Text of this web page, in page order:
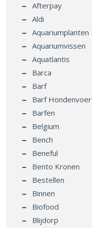
Afterpay
Aldi
Aquariumplanten
Aquariumvissen
Aquatlantis
Barca
Barf
Barf Hondenvoer
Barfen
Belgium
Bench
Beneful
Bento Kronen
Bestellen
Binnen
Biofood
Blijdorp